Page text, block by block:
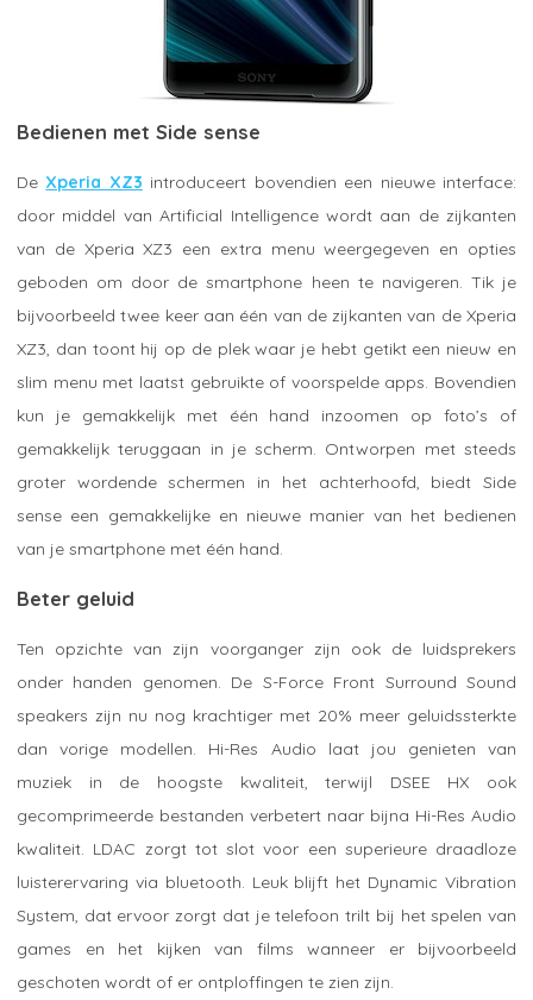
Bedienen met Side sense
De Xperia XZ3 introduceert bovendien een nieuwe interface:
door middel van Artificial Intelligence wordt aan de zijkanten
van de Xperia XZ3 een extra menu weergegeven en opties
geboden om door de smartphone heen te navigeren. Tik je
bijvoorbeeld twee keer aan één van de zijkanten van de Xperia
XZ3, dan toont hij op de plek waar je hebt getikt een nieuw en
slim menu met laatst gebruikte of voorspelde apps. Bovendien
kun je gemakkelijk met één hand inzoomen op foto’s of
gemakkelijk teruggaan in je scherm. Ontworpen met steeds
groter wordende schermen in het achterhoofd, biedt Side
sense een gemakkelijke en nieuwe manier van het bedienen
van je smartphone met één hand.
Beter geluid
Ten opzichte van zijn voorganger zijn ook de luidsprekers
onder handen genomen. De S-Force Front Surround Sound
speakers zijn nu nog krachtiger met 20% meer geluidssterkte
dan vorige modellen. Hi-Res Audio laat jou genieten van
muziek in de hoogste kwaliteit, terwijl DSEE HX ook
gecomprimeerde bestanden verbetert naar bijna Hi-Res Audio
kwaliteit. LDAC zorgt tot slot voor een superieure draadloze
luisterervaring via bluetooth. Leuk blijft het Dynamic Vibration
System, dat ervoor zorgt dat je telefoon trilt bij het spelen van
games en het kijken van films wanneer er bijvoorbeeld
geschoten wordt of er ontploffingen te zien zijn.